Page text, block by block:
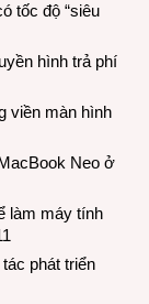
tốc độ “siêu
hình trả phí
viền màn hình
Neo ở
làm máy tính
phát triển